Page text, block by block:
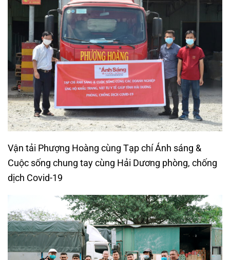
Vận tải Phượng Hoàng cùng Tạp chí Ánh sáng &
Cuộc sống chung tay cùng Hải Dương phòng, chống
dịch Covid-19